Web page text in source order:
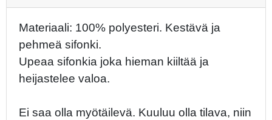
Materiaali: 100% polyesteri. Kestävä ja
pehmeä sifonki.
Upeaa sifonkia joka hieman kiiltää ja
heijastelee valoa.
Ei saa olla myötäilevä. Kuuluu olla tilava, niin